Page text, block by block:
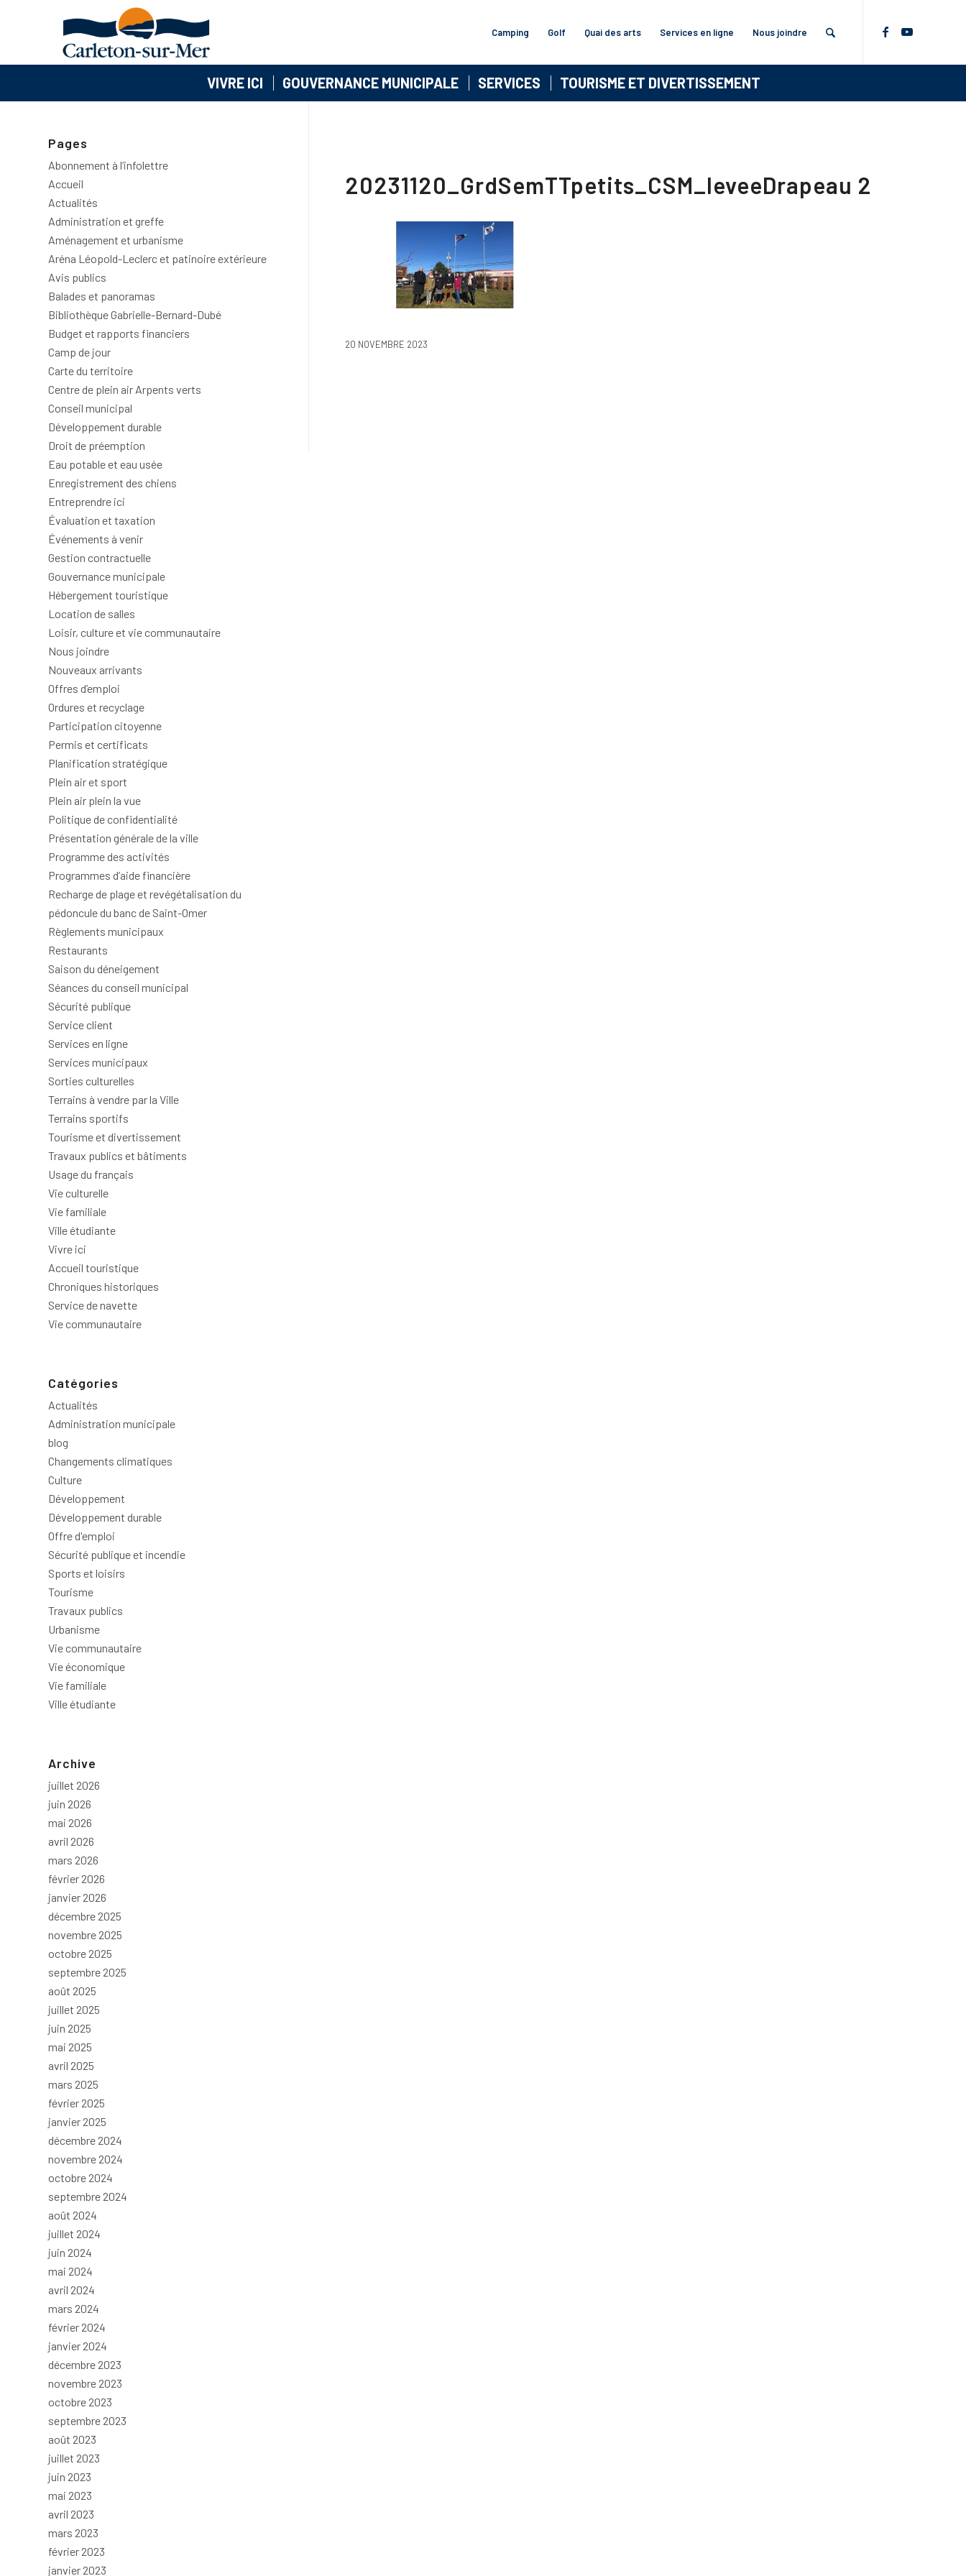
Camping Golf Quai des arts Services en ligne Nous joindre
VIVRE ICI GOUVERNANCE MUNICIPALE SERVICES TOURISME ET DIVERTISSEMENT
20231120_GrdSemTTpetits_CSM_leveeDrapeau 2
20 NOVEMBRE 2023
Pages
Abonnement à l’infolettre
Accueil
Actualités
Administration et greffe
Aménagement et urbanisme
Aréna Léopold-Leclerc et patinoire extérieure
Avis publics
Balades et panoramas
Bibliothèque Gabrielle-Bernard-Dubé
Budget et rapports financiers
Camp de jour
Carte du territoire
Centre de plein air Arpents verts
Conseil municipal
Développement durable
Droit de préemption
Eau potable et eau usée
Enregistrement des chiens
Entreprendre ici
Évaluation et taxation
Événements à venir
Gestion contractuelle
Gouvernance municipale
Hébergement touristique
Location de salles
Loisir, culture et vie communautaire
Nous joindre
Nouveaux arrivants
Offres d’emploi
Ordures et recyclage
Participation citoyenne
Permis et certificats
Planification stratégique
Plein air et sport
Plein air plein la vue
Politique de confidentialité
Présentation générale de la ville
Programme des activités
Programmes d’aide financière
Recharge de plage et revégétalisation du
pédoncule du banc de Saint-Omer
Règlements municipaux
Restaurants
Saison du déneigement
Séances du conseil municipal
Sécurité publique
Service client
Services en ligne
Services municipaux
Sorties culturelles
Terrains à vendre par la Ville
Terrains sportifs
Tourisme et divertissement
Travaux publics et bâtiments
Usage du français
Vie culturelle
Vie familiale
Ville étudiante
Vivre ici
Accueil touristique
Chroniques historiques
Service de navette
Vie communautaire
Catégories
Actualités
Administration municipale
blog
Changements climatiques
Culture
Développement
Développement durable
Offre d'emploi
Sécurité publique et incendie
Sports et loisirs
Tourisme
Travaux publics
Urbanisme
Vie communautaire
Vie économique
Vie familiale
Ville étudiante
Archive
juillet 2026
juin 2026
mai 2026
avril 2026
mars 2026
février 2026
janvier 2026
décembre 2025
novembre 2025
octobre 2025
septembre 2025
août 2025
juillet 2025
juin 2025
mai 2025
avril 2025
mars 2025
février 2025
janvier 2025
décembre 2024
novembre 2024
octobre 2024
septembre 2024
août 2024
juillet 2024
juin 2024
mai 2024
avril 2024
mars 2024
février 2024
janvier 2024
décembre 2023
novembre 2023
octobre 2023
septembre 2023
août 2023
juillet 2023
juin 2023
mai 2023
avril 2023
mars 2023
février 2023
janvier 2023